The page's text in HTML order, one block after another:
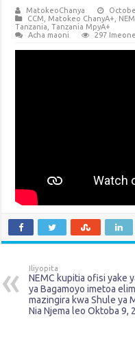
MatokeoChanya
CCM
Matokeo ChanyA+
Tanzania ,Tanzania MpyA+
Acha maoni
297
Iliyopita
NEMC kupitia ofisi yake
ya Bagamoyo imetoa
mazingira kwa Shule ya
Nia Njema leo Oktoba 9,